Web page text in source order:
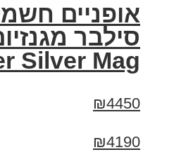
אופניים
Silver Mag
₪4450
₪4190